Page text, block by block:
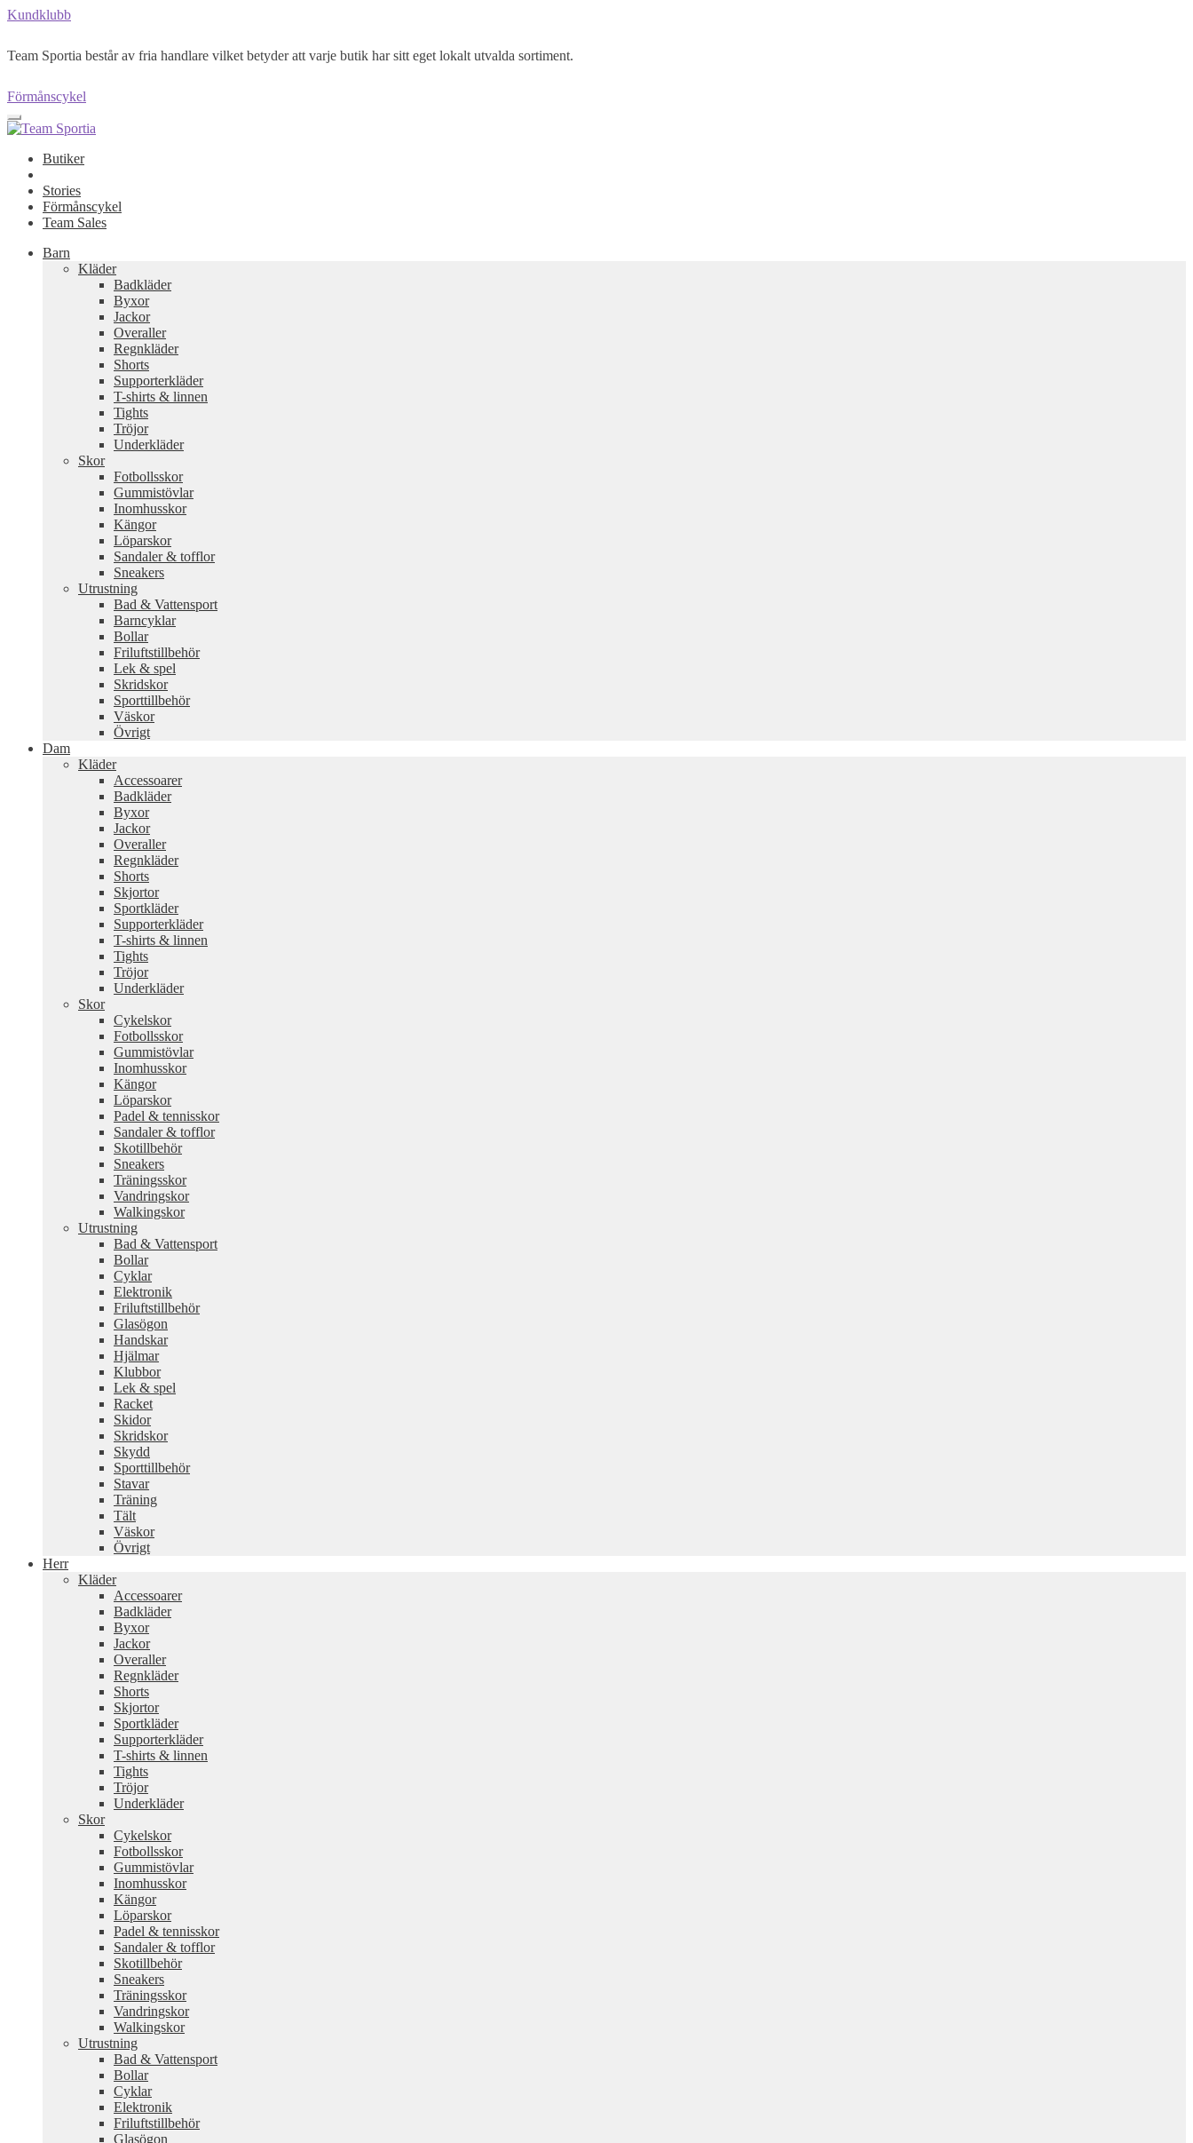
Kundklubb
Team Sportia består av fria handlare vilket betyder att varje butik har sitt eget lokalt utvalda sortiment.
Förmånscykel
Butiker
Stories
Förmånscykel
Team Sales
Barn
Kläder
Badkläder
Byxor
Jackor
Overaller
Regnkläder
Shorts
Supporterkläder
T-shirts & linnen
Tights
Tröjor
Underkläder
Skor
Fotbollsskor
Gummistövlar
Inomhusskor
Kängor
Löparskor
Sandaler & tofflor
Sneakers
Utrustning
Bad & Vattensport
Barncyklar
Bollar
Friluftstillbehör
Lek & spel
Skridskor
Sporttillbehör
Väskor
Övrigt
Dam
Kläder
Accessoarer
Badkläder
Byxor
Jackor
Overaller
Regnkläder
Shorts
Skjortor
Sportkläder
Supporterkläder
T-shirts & linnen
Tights
Tröjor
Underkläder
Skor
Cykelskor
Fotbollsskor
Gummistövlar
Inomhusskor
Kängor
Löparskor
Padel & tennisskor
Sandaler & tofflor
Skotillbehör
Sneakers
Träningsskor
Vandringskor
Walkingskor
Utrustning
Bad & Vattensport
Bollar
Cyklar
Elektronik
Friluftstillbehör
Glasögon
Handskar
Hjälmar
Klubbor
Lek & spel
Racket
Skidor
Skridskor
Skydd
Sporttillbehör
Stavar
Träning
Tält
Väskor
Övrigt
Herr
Kläder
Accessoarer
Badkläder
Byxor
Jackor
Overaller
Regnkläder
Shorts
Skjortor
Sportkläder
Supporterkläder
T-shirts & linnen
Tights
Tröjor
Underkläder
Skor
Cykelskor
Fotbollsskor
Gummistövlar
Inomhusskor
Kängor
Löparskor
Padel & tennisskor
Sandaler & tofflor
Skotillbehör
Sneakers
Träningsskor
Vandringskor
Walkingskor
Utrustning
Bad & Vattensport
Bollar
Cyklar
Elektronik
Friluftstillbehör
Glasögon